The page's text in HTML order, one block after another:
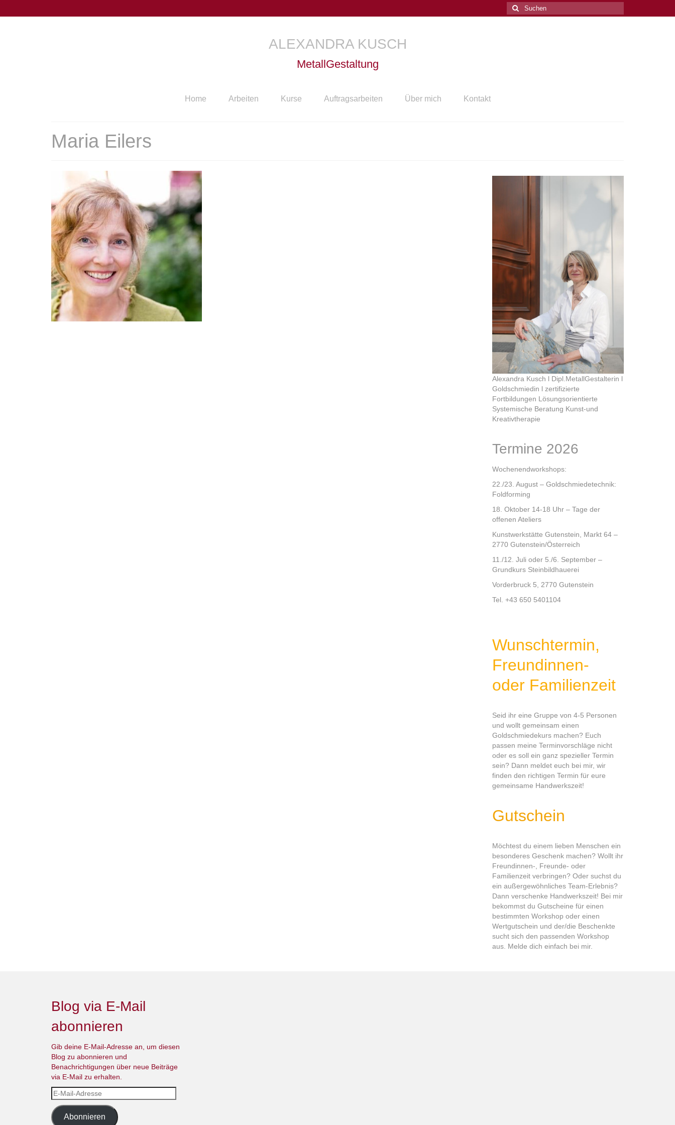
Suchen
nach:
ALEXANDRA KUSCH
MetallGestaltung
Home Arbeiten Kurse Auftragsarbeiten Über mich Kontakt
Maria Eilers
Alexandra Kusch l Dipl.MetallGestalterin l
Goldschmiedin l zertifizierte
Fortbildungen Lösungsorientierte
Systemische Beratung Kunst-und
Kreativtherapie
Termine 2026
Wochenendworkshops:
22./23. August – Goldschmiedetechnik:
Foldforming
18. Oktober 14-18 Uhr – Tage der
offenen Ateliers
Kunstwerkstätte Gutenstein, Markt 64 –
2770 Gutenstein/Österreich
11./12. Juli oder 5./6. September –
Grundkurs Steinbildhauerei
Vorderbruck 5, 2770 Gutenstein
Tel. +43 650 5401104
Wunschtermin,
Freundinnen-
oder Familienzeit
Seid ihr eine Gruppe von 4-5 Personen
und wollt gemeinsam einen
Goldschmiedekurs machen? Euch
passen meine Terminvorschläge nicht
oder es soll ein ganz spezieller Termin
sein? Dann meldet euch bei mir, wir
finden den richtigen Termin für eure
gemeinsame Handwerkszeit!
Gutschein
Möchtest du einem lieben Menschen ein
besonderes Geschenk machen? Wollt ihr
Freundinnen-, Freunde- oder
Familienzeit verbringen? Oder suchst du
ein außergewöhnliches Team-Erlebnis?
Dann verschenke Handwerkszeit! Bei mir
bekommst du Gutscheine für einen
bestimmten Workshop oder einen
Wertgutschein und der/die Beschenkte
sucht sich den passenden Workshop
aus. Melde dich einfach bei mir.
Blog via E-Mail
abonnieren
Gib deine E-Mail-Adresse an, um diesen
Blog zu abonnieren und
Benachrichtigungen über neue Beiträge
via E-Mail zu erhalten.
E-
Mail-
Adresse
Abonnieren